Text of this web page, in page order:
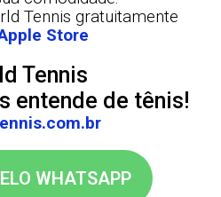
Tennis gratuitamente
Store
Tennis
entende de tênis!
WHATSAPP